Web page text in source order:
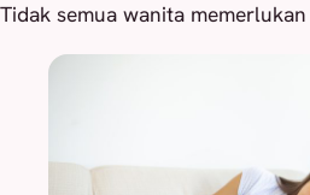
Tidak semua wanita